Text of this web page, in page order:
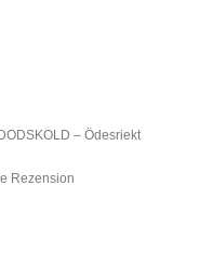
– Ödesriekt
Rezension